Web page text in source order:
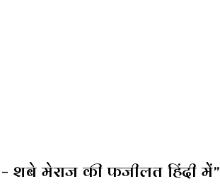
शबे मेराज की फजीलत हिंदी में”